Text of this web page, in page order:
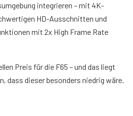
integrieren – mit 4K-
HD-Ausschnitten und
mit 2x High Frame Rate
Preis für die F65 – und das liegt
dass dieser besonders niedrig wäre.